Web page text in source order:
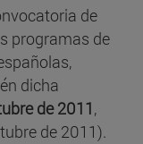
de
programas de
dicha
de 2011,
de 2011).